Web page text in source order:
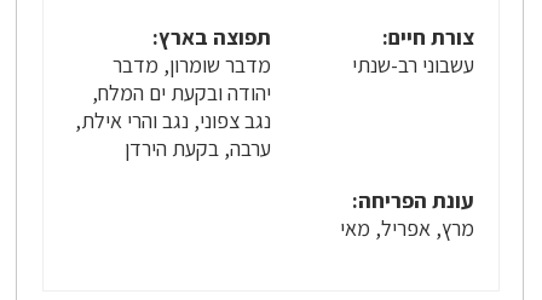
צורת חיים:
עשבוני רב-שנתי
תפוצה בארץ:
מדבר שומרון, מדבר
יהודה ובקעת ים המלח,
נגב צפוני, נגב והרי אילת,
ערבה, בקעת הירדן
עונת הפריחה:
מרץ, אפריל, מאי